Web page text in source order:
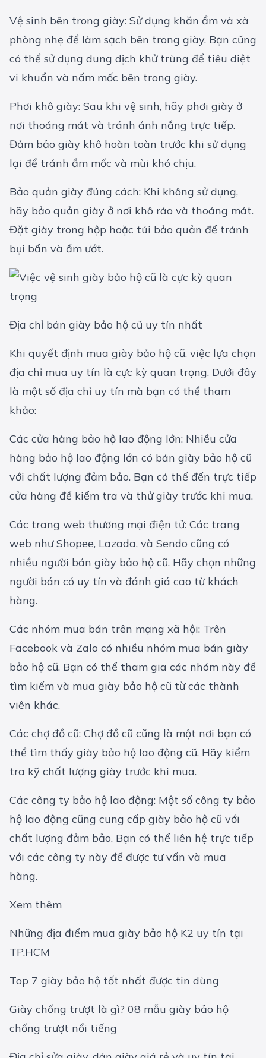
Vệ sinh bên trong giày: Sử dụng khăn ẩm và xà
phòng nhẹ để làm sạch bên trong giày. Bạn cũng
có thể sử dụng dung dịch khử trùng để tiêu diệt
vi khuẩn và nấm mốc bên trong giày.
Phơi khô giày: Sau khi vệ sinh, hãy phơi giày ở
nơi thoáng mát và tránh ánh nắng trực tiếp.
Đảm bảo giày khô hoàn toàn trước khi sử dụng
lại để tránh ẩm mốc và mùi khó chịu.
Bảo quản giày đúng cách: Khi không sử dụng,
hãy bảo quản giày ở nơi khô ráo và thoáng mát.
Đặt giày trong hộp hoặc túi bảo quản để tránh
bụi bẩn và ẩm ướt.
Địa chỉ bán giày bảo hộ cũ uy tín nhất
Khi quyết định mua giày bảo hộ cũ, việc lựa chọn
địa chỉ mua uy tín là cực kỳ quan trọng. Dưới đây
là một số địa chỉ uy tín mà bạn có thể tham
khảo:
Các cửa hàng bảo hộ lao động lớn: Nhiều cửa
hàng bảo hộ lao động lớn có bán giày bảo hộ cũ
với chất lượng đảm bảo. Bạn có thể đến trực tiếp
cửa hàng để kiểm tra và thử giày trước khi mua.
Các trang web thương mại điện tử: Các trang
web như Shopee, Lazada, và Sendo cũng có
nhiều người bán giày bảo hộ cũ. Hãy chọn những
người bán có uy tín và đánh giá cao từ khách
hàng.
Các nhóm mua bán trên mạng xã hội: Trên
Facebook và Zalo có nhiều nhóm mua bán giày
bảo hộ cũ. Bạn có thể tham gia các nhóm này để
tìm kiếm và mua giày bảo hộ cũ từ các thành
viên khác.
Các chợ đồ cũ: Chợ đồ cũ cũng là một nơi bạn có
thể tìm thấy giày bảo hộ lao động cũ. Hãy kiểm
tra kỹ chất lượng giày trước khi mua.
Các công ty bảo hộ lao động: Một số công ty bảo
hộ lao động cũng cung cấp giày bảo hộ cũ với
chất lượng đảm bảo. Bạn có thể liên hệ trực tiếp
với các công ty này để được tư vấn và mua
hàng.
Xem thêm
Những địa điểm mua giày bảo hộ K2 uy tín tại
TP.HCM
Top 7 giày bảo hộ tốt nhất được tin dùng
Giày chống trượt là gì? 08 mẫu giày bảo hộ
chống trượt nổi tiếng